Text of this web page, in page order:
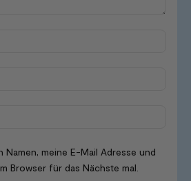
Namen, meine E-Mail Adresse und
Browser für das Nächste mal.